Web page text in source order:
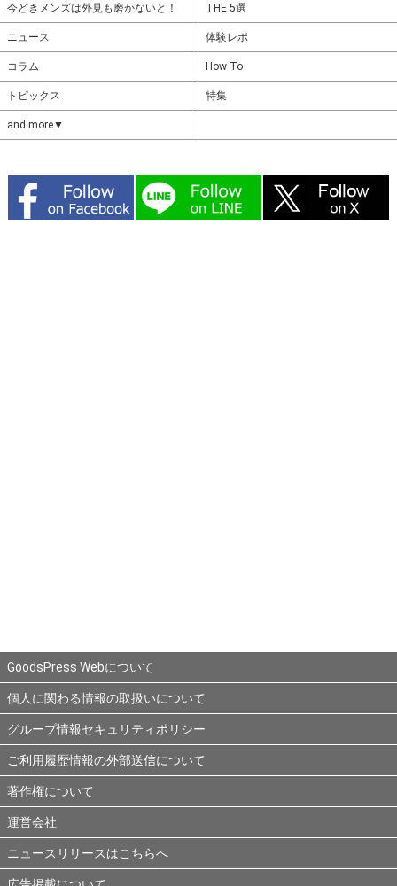
今どきメンズは外見も磨かないと！ THE 5選
ニュース 体験レポ
コラム How To
トピックス 特集
and more▼
GoodsPress Webについて
個人に関わる情報の取扱いについて
グループ情報セキュリティポリシー
ご利用履歴情報の外部送信について
著作権について
運営会社
ニュースリリースはこちらへ